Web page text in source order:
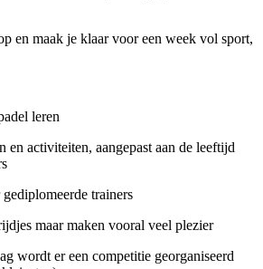
en maak je klaar voor een week vol sport,
leren
en activiteiten, aangepast aan de leeftijd
trainers
maar maken vooral veel plezier
wordt er een competitie georganiseerd